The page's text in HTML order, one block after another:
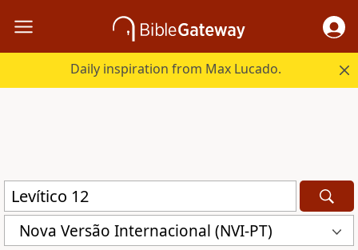
Daily inspiration from Max Lucado.
Nova Versão Internacional (NVI-PT)